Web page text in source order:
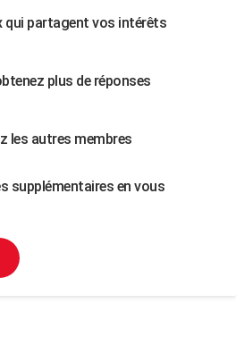
qui partagent vos intérêts
plus de réponses
les autres membres
supplémentaires en vous